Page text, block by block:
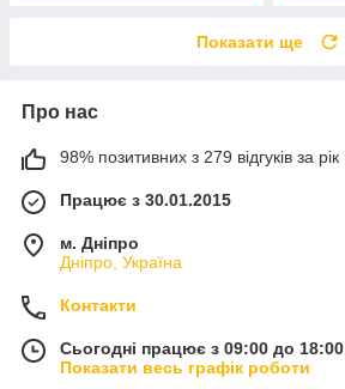
Показати ще
Про нас
98% позитивних з 279 відгуків за рік
Працює з 30.01.2015
м. Дніпро
Дніпро, Україна
Контакти
Сьогодні працює з 09:00 до 18:00
Показати весь графік роботи